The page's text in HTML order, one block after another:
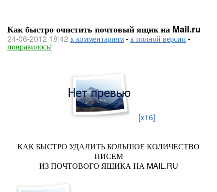
Как быстро очистить почтовый ящик на Mail.ru
24-06-2012 18:42 к комментариям-к полной версии -
понравилось!
[x16]
КАК БЫСТРО УДАЛИТЬ БОЛЬШОЕ КОЛИЧЕСТВО
ПИСЕМ
ИЗ ПОЧТОВОГО ЯЩИКА НА MAIL.RU